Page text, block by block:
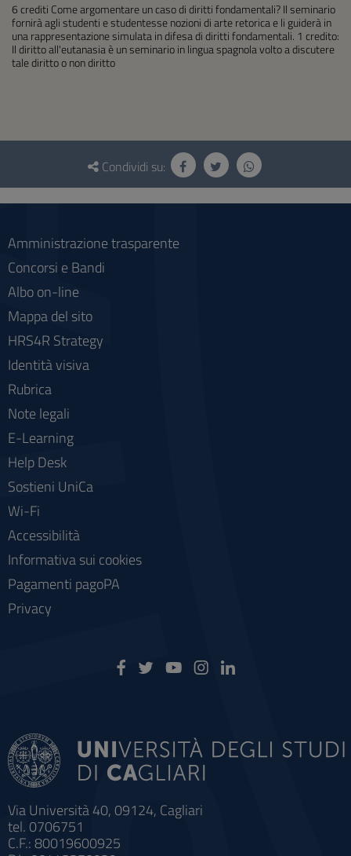
6 crediti Come argomentare un caso di diritti fondamentali? Il seminario
fornirà agli studenti e studentesse nozioni di arte retorica e li guiderà in
una rappresentazione simulata in difesa di diritti fondamentali. 1 credito:
Il diritto all'eutanasia è un seminario in lingua spagnola volto a discutere
tale diritto o non diritto
Questionario
social
Condividi su:
Via Università 40, 09124, Cagliari
tel. 0706751
C.F.: 80019600925
Amministrazione trasparente
Concorsi e Bandi
Albo on-line
Mappa del sito
HRS4R Strategy
Identità visiva
Rubrica
Note legali
E-Learning
Help Desk
Sostieni UniCa
Wi-Fi
Accessibilità
Informativa sui cookies
Pagamenti pagoPA
Privacy